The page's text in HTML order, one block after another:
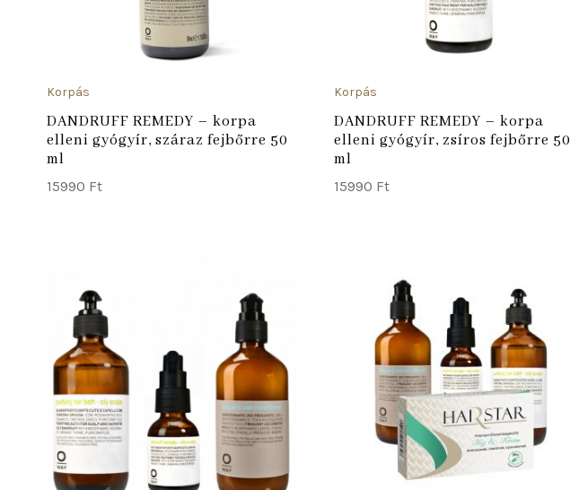
Korpás
DANDRUFF REMEDY – korpa
elleni gyógyír, száraz fejbőrre 50
ml
15990 Ft
Korpás
DANDRUFF REMEDY – korpa
elleni gyógyír, zsíros fejbőrre 50
ml
15990 Ft